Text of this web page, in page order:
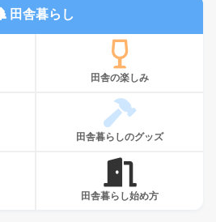
田舎暮らし
田舎の楽しみ
田舎暮らしのグッズ
田舎暮らし始め方